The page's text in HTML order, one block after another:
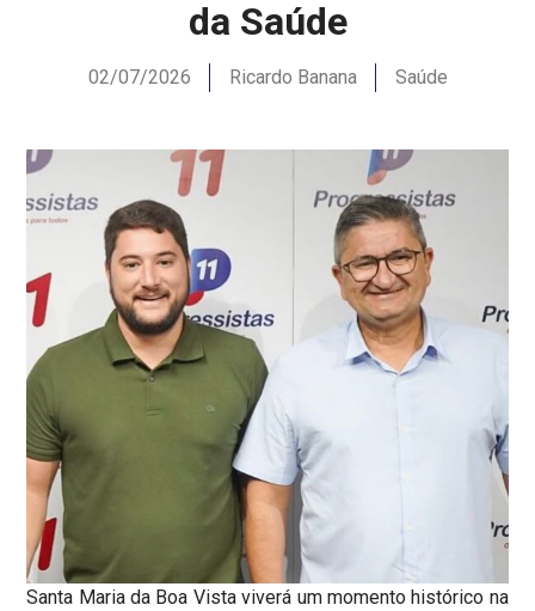
da Saúde
02/07/2026 Ricardo Banana Saúde
Santa Maria da Boa Vista viverá um momento histórico na